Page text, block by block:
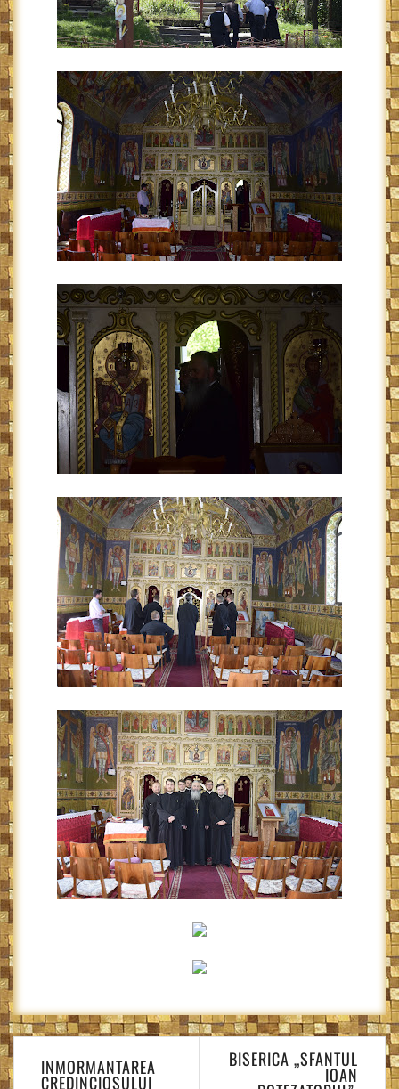
Navigare
în INMORMANTAREA
CREDINCIOSULUI
BISERICA „SFANTUL
IOAN